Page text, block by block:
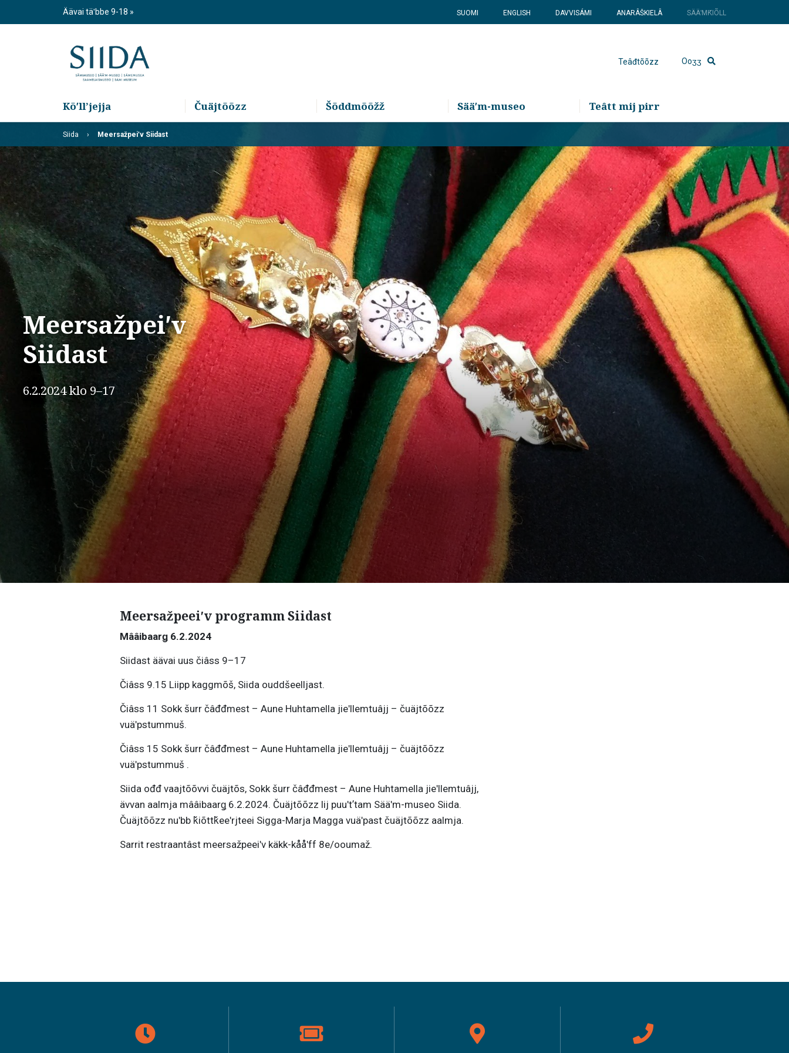
Äävai täʹbbe 9-18 SUOMI ENGLISH DAVVISÁMI ANARÂŠKIELÂ SÄÄʹMǨIÕLL
Teâđtõõzz Ooʒʒ
Kõʹllʼjejja Čuäjtõõzz Šõddmõõžž Sääʹm-museo Teâtt mij pirr
Siida Meersažpeiʹv Siidast
Meersažpeiʹv
Siidast
6.2.2024 klo 9–17
Meersažpeeiʹv programm Siidast
Mââibaarǥ 6.2.2024
Siidast äävai uus čiâss 9–17
Čiâss 9.15 Liipp kaggmõš, Siida ouddšeelljast.
Čiâss 11 Sokk šurr čâđđmest – Aune Huhtamella jieʹllemtuâjj – čuäjtõõzz
vuäʹpstummuš.
Čiâss 15 Sokk šurr čâđđmest – Aune Huhtamella jieʹllemtuâjj – čuäjtõõzz
vuäʹpstummuš .
Siida ođđ vaajtõõvvi čuäjtõs, Sokk šurr čâđđmest – Aune Huhtamella jieʹllemtuâjj,
ävvan aalmja mââibaarǥ 6.2.2024. Čuäjtõõzz lij puuʹtʼtam Sääʹm-museo Siida.
Čuäjtõõzz nuʹbb ǩiõttǩeeʹrjteei Sigga-Marja Magga vuäʹpast čuäjtõõzz aalmja.
Sarrit restraantâst meersažpeeiʹv käkk-kååʹff 8e/ooumaž.